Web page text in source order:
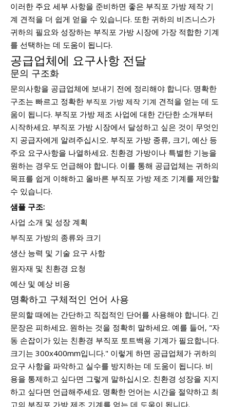
이러한 주요 세부 사항을 준비하면 좋은 부직포 가방 제작 기
계 견적을 더 쉽게 얻을 수 있습니다. 또한 귀하의 비즈니스가
귀하의 필요와 성장하는 부직포 가방 시장에 가장 적합한 기계
를 선택하는 데 도움이 됩니다.
공급업체에 요구사항 전달
문의 구조화
문의사항을 공급업체에 보내기 전에 정리해야 합니다. 명확한
구조는 빠르고 정확한 부직포 가방 제작 기계 견적을 얻는 데 도
움이 됩니다. 부직포 가방 제조 사업에 대한 간단한 소개부터
시작하세요. 부직포 가방 시장에서 달성하고 싶은 것이 무엇인
지 공급자에게 알려주십시오. 부직포 가방 종류, 크기, 예산 등
주요 요구사항을 나열하세요. 친환경 가방이나 특별한 기능을
원하는 경우도 언급해야 합니다. 이를 통해 공급업체는 귀하의
목표를 쉽게 이해하고 올바른 부직포 가방 제조 기계를 제안할
수 있습니다.
샘플 구조:
사업 소개 및 성장 계획
부직포 가방의 종류와 크기
생산 능력 및 기술 요구 사항
원자재 및 친환경 요청
예산 및 예상 비용
명확하고 구체적인 언어 사용
문의할 때에는 간단하고 직접적인 단어를 사용해야 합니다. 긴
문장은 피하세요. 원하는 것을 정확히 말하세요. 예를 들어, "자
동 손잡이가 있는 친환경 부직포 토트백용 기계가 필요합니다.
크기는 300x400mm입니다." 이렇게 하면 공급업체가 귀하의
요구 사항을 파악하고 실수를 방지하는 데 도움이 됩니다. 비
용을 통제하고 싶다면 그렇게 말하십시오. 친환경 성장을 지지
하고 싶다면 언급해주세요. 명확한 언어는 시간을 절약하고 최
고의 부직포 가방 제조 기계를 얻는 데 도움이 됩니다.